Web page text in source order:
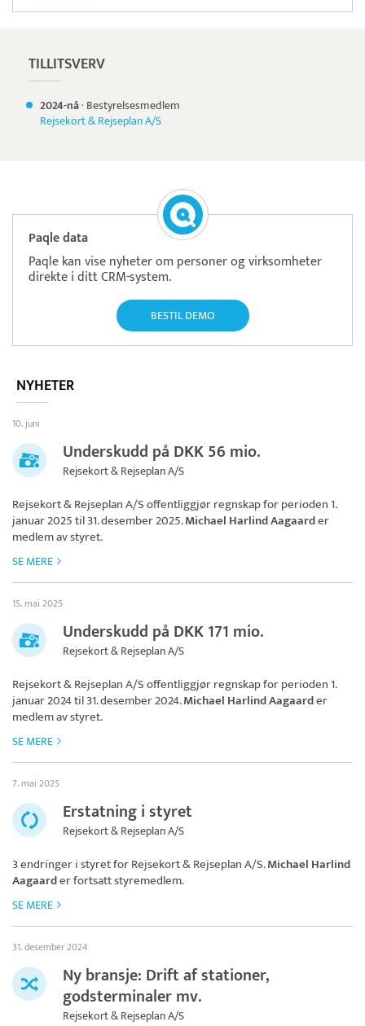
TILLITSVERV
2024-nå· Bestyrelsesmedlem
Rejsekort & Rejseplan A/S
Paqle data
Paqle kan vise nyheter om personer og virksomheter
direkte i ditt CRM-system.
BESTIL DEMO
NYHETER
10. juni
Underskudd på DKK 56 mio.
Rejsekort & Rejseplan A/S
Rejsekort & Rejseplan A/Soffentliggjør regnskap for perioden 1.
januar 2025 til 31. desember 2025.Michael Harlind Aagaarder
medlem av styret.
SE MERE
15. mai 2025
Underskudd på DKK 171 mio.
Rejsekort & Rejseplan A/S
Rejsekort & Rejseplan A/Soffentliggjør regnskap for perioden 1.
januar 2024 til 31. desember 2024.Michael Harlind Aagaarder
medlem av styret.
SE MERE
7. mai 2025
Erstatning i styret
Rejsekort & Rejseplan A/S
3 endringer i styret forRejsekort & Rejseplan A/S.Michael Harlind
Aagaarder fortsatt styremedlem.
SE MERE
31. desember 2024
Ny bransje: Drift af stationer,
godsterminaler mv.
Rejsekort & Rejseplan A/S